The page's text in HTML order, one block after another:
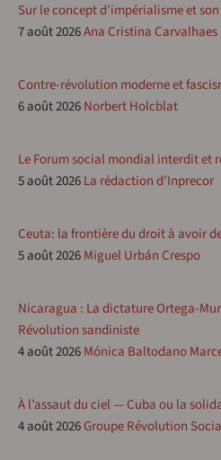
Sur le concept d’impérialisme et
7 août 2026Ana Cristina Carvalhaes
Contre-révolution moderne et
6 août 2026Norbert Holcblat
Le Forum social mondial interdit et
5 août 2026La rédaction d'Inprecor
Ceuta: la frontière du droit à avoir
5 août 2026Miguel Urbán Crespo
Nicaragua : La dictature Ortega-
Révolution sandiniste
4 août 2026Mónica Baltodano
À l’assaut du ciel — Cuba ou la
4 août 2026Groupe Révolution